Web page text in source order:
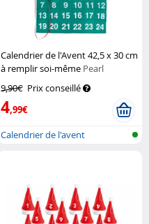
Calendrier de l'Avent 42,5 x 30 cm
à remplir soi-même Pearl
9,90€ Prix conseillé
4,99€
Calendrier de l'avent